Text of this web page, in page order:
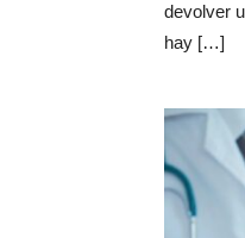
devolver
hay […]